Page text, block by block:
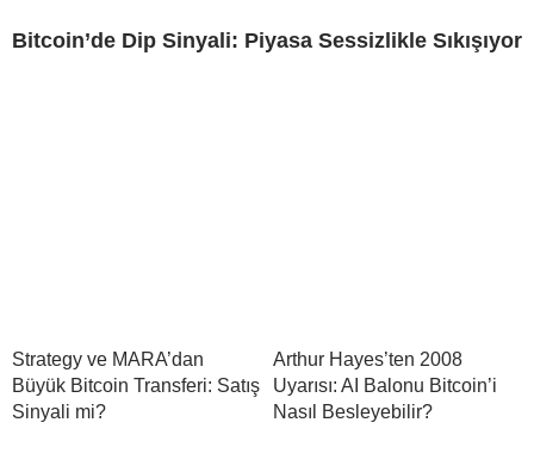
Bitcoin’de Dip Sinyali: Piyasa Sessizlikle Sıkışıyor
Strategy ve MARA’dan
Büyük Bitcoin Transferi: Satış
Sinyali mi?
Arthur Hayes’ten 2008
Uyarısı: AI Balonu Bitcoin’i
Nasıl Besleyebilir?